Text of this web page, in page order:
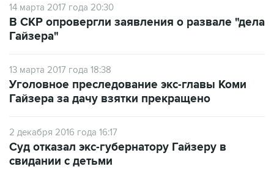
14 марта 2017 года 20:30
В СКР опровергли заявления о развале "дела
Гайзера"
13 марта 2017 года 18:38
Уголовное преследование экс-главы Коми
Гайзера за дачу взятки прекращено
2 декабря 2016 года 16:17
Суд отказал экс-губернатору Гайзеру в
свидании с детьми